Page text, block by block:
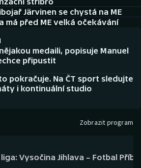
Järvinen se chystá na ME
má před ME velká očekávání
medaili, popisuje Manuel
připustit
pokračuje. Na ČT sport sledujte
i kontinuální studio
Zobrazit program
Vysočina Jihlava – Fotbal